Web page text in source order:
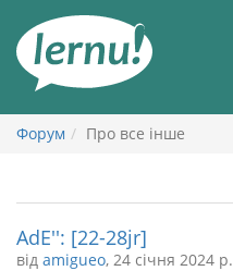
змісту
Форум Про все інше
AdE'': [22-28jr]
від amigueo, 24 січня 2024 р.